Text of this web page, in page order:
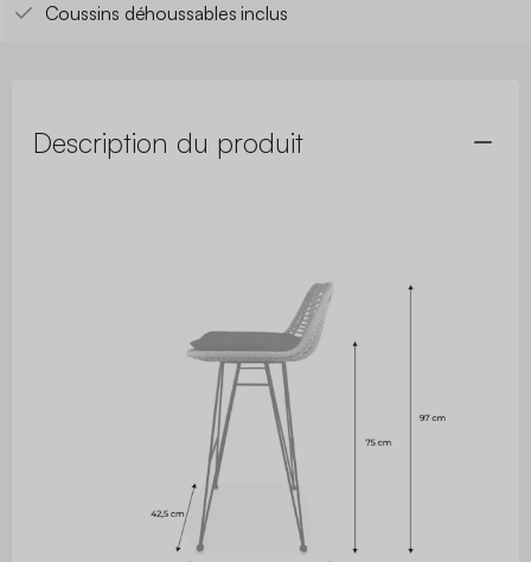
Coussins déhoussables inclus
Description du produit